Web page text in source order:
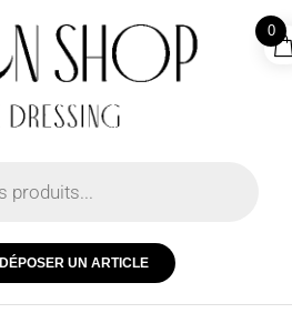
DÉPOSER UN ARTICLE
0